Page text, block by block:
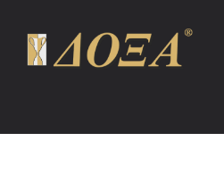
περιεχόμενο
Αρχική